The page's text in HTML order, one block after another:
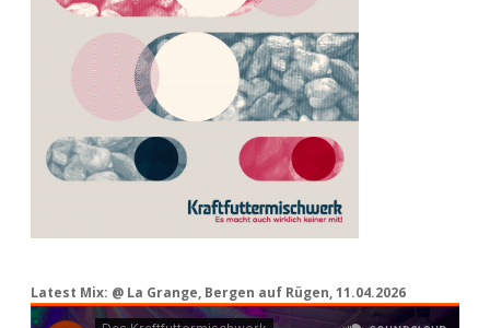
Latest Mix: @ La Grange, Bergen auf Rügen, 11.04.2026